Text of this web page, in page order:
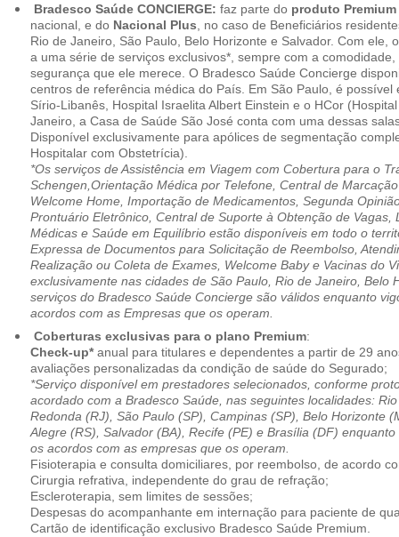
Bradesco Saúde CONCIERGE: faz parte do produto Premium
nacional, e do Nacional Plus , no caso de Beneficiários
Rio de Janeiro, São Paulo, Belo Horizonte e Salvador. Com ele,
a uma série de serviços exclusivos*, sempre com a
segurança que ele merece. O Bradesco Saúde Concierge
centros de referência médica do País. Em São Paulo, é possível
Sírio-Libanês, Hospital Israelita Albert Einstein e o HCor
Janeiro, a Casa de Saúde São José conta com uma dessas
Disponível exclusivamente para apólices de segmentação
Hospitalar com Obstetrícia).
*Os serviços de Assistência em Viagem com Cobertura para o
Schengen,Orientação Médica por Telefone, Central de
Welcome Home, Importação de Medicamentos, Segunda
Prontuário Eletrônico, Central de Suporte à Obtenção de Vagas,
Médicas e Saúde em Equilíbrio estão disponíveis em todo o
Expressa de Documentos para Solicitação de Reembolso,
Realização ou Coleta de Exames, Welcome Baby e Vacinas do
exclusivamente nas cidades de São Paulo, Rio de Janeiro, Belo
serviços do Bradesco Saúde Concierge são válidos enquanto
acordos com as Empresas que os operam.
Coberturas exclusivas para o plano Premium:
Check-up*anual para titulares e dependentes a partir de 29
avaliações personalizadas da condição de saúde do Segurado;
*Serviço disponível em prestadores selecionados, conforme
acordado com a Bradesco Saúde, nas seguintes localidades:
Redonda (RJ), São Paulo (SP), Campinas (SP), Belo Horizonte
Alegre (RS), Salvador (BA), Recife (PE) e Brasília (DF)
os acordos com as empresas que os operam.
Fisioterapia e consulta domiciliares, por reembolso, de acordo
Cirurgia refrativa, independente do grau de refração;
Escleroterapia, sem limites de sessões;
Despesas do acompanhante em internação para paciente de
Cartão de identificação exclusivo Bradesco Saúde Premium.